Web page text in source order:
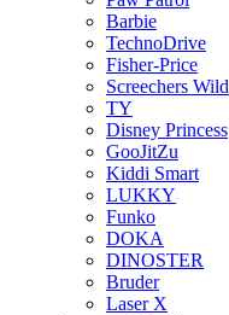
Barbie
TechnoDrive
Fisher-Price
Screechers Wild
TY
Disney Princess
GooJitZu
Kiddi Smart
LUKKY
Funko
DOKA
DINOSTER
Bruder
Laser X